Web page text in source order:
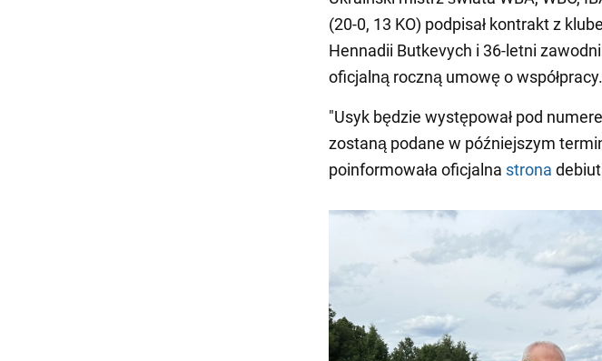
(20-0, 13 KO) podpisał kontrakt z
Hennadii Butkevych i 36-letni
oficjalną roczną umowę o współpracy.
"Usyk będzie występował pod
zostaną podane w późniejszym
poinformowała oficjalna strona